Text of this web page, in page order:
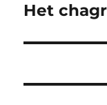
Volgend
Het